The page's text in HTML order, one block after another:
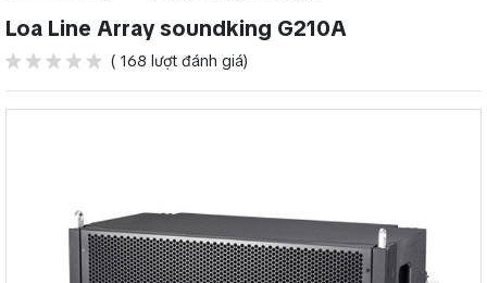
Loa Line Array soundking G210A
( 168 lượt đánh giá)